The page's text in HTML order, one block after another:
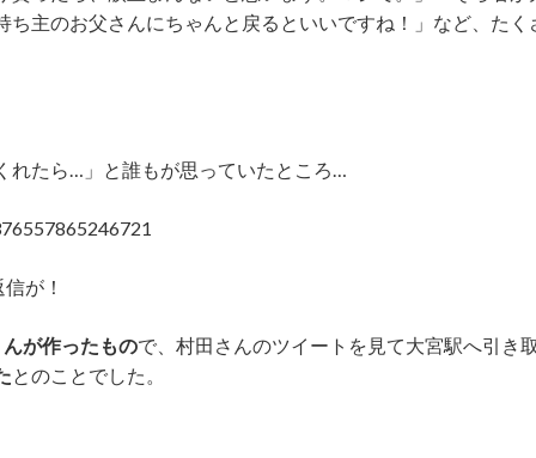
主のお父さんにちゃんと戻るといいですね！」など、たく
れたら…」と誰もが思っていたところ…
が！
が作ったもので、村田さんのツイートを見て大宮駅へ引き
とのことでした。